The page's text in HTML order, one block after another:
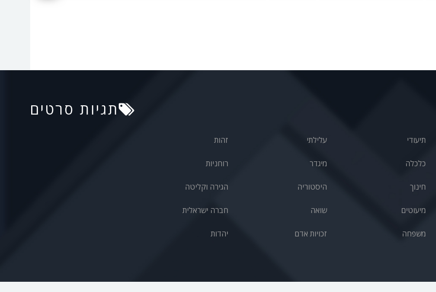
תגיות סרטים
תיעודי
כלכלה
חינוך
מיעוטים
משפחה
עלילתי
מיגדר
היסטוריה
שואה
זכויות אדם
זהות
רוחניות
הגירה וקליטה
חברה ישראלית
יהדות